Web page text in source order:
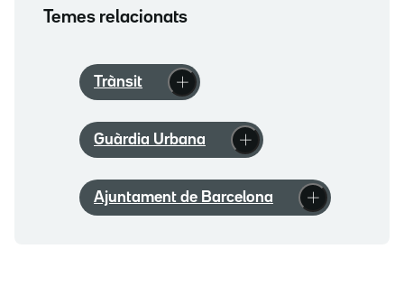
Temes relacionats
Trànsit
Guàrdia Urbana
Ajuntament de Barcelona